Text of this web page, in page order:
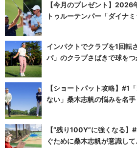
【今月のプレゼント】2026
トゥルーテンパー「ダイナ
インパクトでクラブを1回転
パ」のクラブさばきで球をつ
【ショートパット攻略】#1
ない」桑木志帆の悩みを名手
【“残り100Y”に強くなる
ぐために桑木志帆が意識して